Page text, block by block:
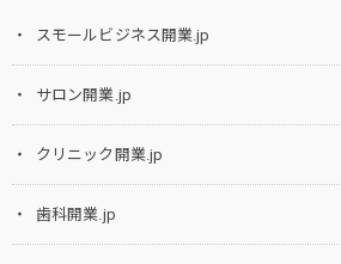
スモールビジネス開業.jp
サロン開業.jp
クリニック開業.jp
歯科開業.jp